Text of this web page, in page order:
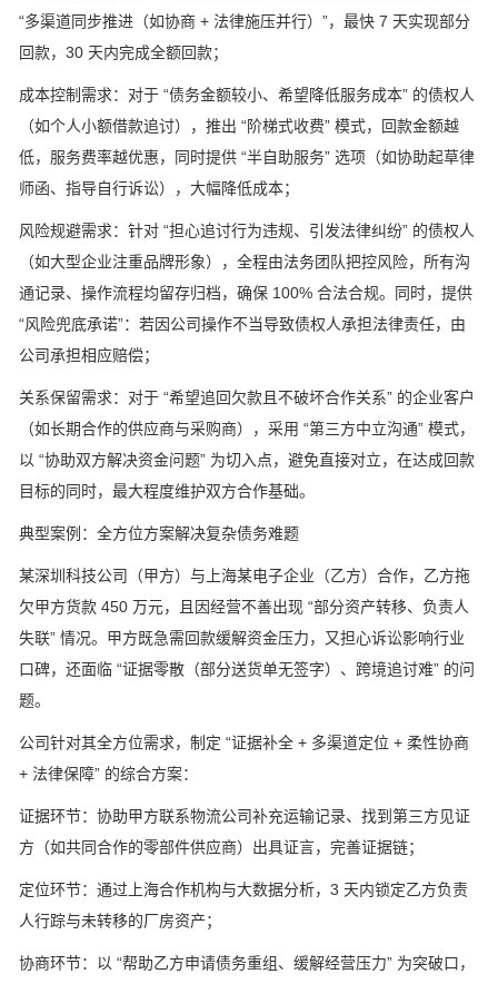
“多渠道同步推进（如协商 + 法律施压并行）”，最快 7 天实现部分
回款，30 天内完成全额回款；
成本控制需求：对于 “债务金额较小、希望降低服务成本” 的债权人
（如个人小额借款追讨），推出 “阶梯式收费” 模式，回款金额越
低，服务费率越优惠，同时提供 “半自助服务” 选项（如协助起草律
师函、指导自行诉讼），大幅降低成本；
风险规避需求：针对 “担心追讨行为违规、引发法律纠纷” 的债权人
（如大型企业注重品牌形象），全程由法务团队把控风险，所有沟
通记录、操作流程均留存归档，确保 100% 合法合规。同时，提供
“风险兜底承诺”：若因公司操作不当导致债权人承担法律责任，由
公司承担相应赔偿；
关系保留需求：对于 “希望追回欠款且不破坏合作关系” 的企业客户
（如长期合作的供应商与采购商），采用 “第三方中立沟通” 模式，
以 “协助双方解决资金问题” 为切入点，避免直接对立，在达成回款
目标的同时，最大程度维护双方合作基础。
典型案例：全方位方案解决复杂债务难题
某深圳科技公司（甲方）与上海某电子企业（乙方）合作，乙方拖
欠甲方货款 450 万元，且因经营不善出现 “部分资产转移、负责人
失联” 情况。甲方既急需回款缓解资金压力，又担心诉讼影响行业
口碑，还面临 “证据零散（部分送货单无签字）、跨境追讨难” 的问
题。
公司针对其全方位需求，制定 “证据补全 + 多渠道定位 + 柔性协商
+ 法律保障” 的综合方案：
证据环节：协助甲方联系物流公司补充运输记录、找到第三方见证
方（如共同合作的零部件供应商）出具证言，完善证据链；
定位环节：通过上海合作机构与大数据分析，3 天内锁定乙方负责
人行踪与未转移的厂房资产；
协商环节：以 “帮助乙方申请债务重组、缓解经营压力” 为突破口，